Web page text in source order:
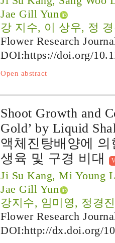
Jae Gill Yun
강 지수, 이 상우, 정
Flower Research
DOI:https://doi.org/
Open abstract
Shoot Growth and
Gold’ by Liquid
액체진탕배양에 의
생육 및 구경 비대
Ji Su Kang, Mi Young
Jae Gill Yun
강지수, 임미영, 정경
Flower Research
DOI:http://dx.doi.org/